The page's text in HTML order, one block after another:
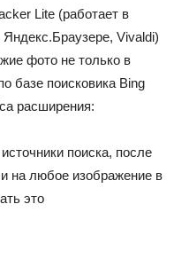
Lite (работает в
Vivaldi)
фото не только в
базе поисковика Bing
расширения:
поиска, после
на любое изображение в
это